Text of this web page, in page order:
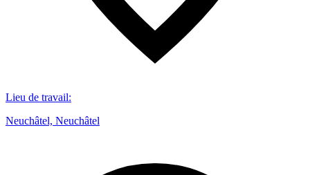
Lieu de travail:
Neuchâtel, Neuchâtel